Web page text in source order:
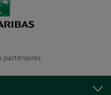
partenaires